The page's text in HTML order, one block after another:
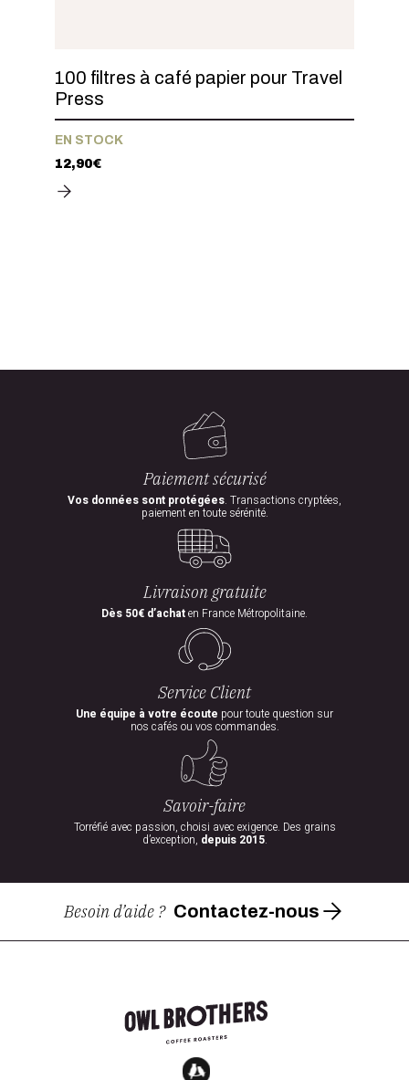
100 filtres à café papier pour Travel
Press
EN STOCK
12,90€
Paiement sécurisé
Vos données sont protégées. Transactions cryptées,
paiement en toute sérénité.
Livraison gratuite
Dès 50€ d’achaten France Métropolitaine.
Service Client
Une équipe à votre écoute pour toute question sur
nos cafés ou vos commandes.
Savoir-faire
Torréfié avec passion, choisi avec exigence. Des grains
d’exception, depuis 2015.
Besoin d’aide ? Contactez-nous